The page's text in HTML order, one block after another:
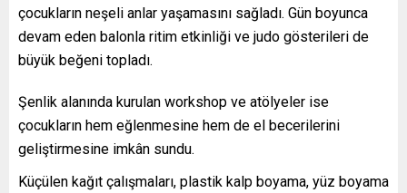
çocukların neşeli anlar yaşamasını sağladı. Gün boyunca
devam eden balonla ritim etkinliği ve judo gösterileri de
büyük beğeni topladı.
Şenlik alanında kurulan workshop ve atölyeler ise
çocukların hem eğlenmesine hem de el becerilerini
geliştirmesine imkân sundu.
Küçülen kağıt çalışmaları, plastik kalp boyama, yüz boyama